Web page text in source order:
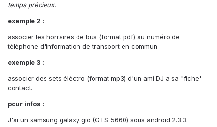
temps précieux.
exemple 2 :
associer les horraires de bus (format pdf) au numéro de
téléphone d'information de transport en commun
exemple 3 :
associer des sets éléctro (format mp3) d'un ami DJ a sa "fiche"
contact.
pour infos :
J'ai un samsung galaxy gio (GTS-5660) sous android 2.3.3.